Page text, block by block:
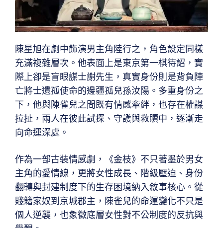
陳星旭在劇中飾演男主角陸行之，角色設定同樣
充滿複雜層次。他表面上是東京第一棋待詔，實
際上卻是盲眼謀士謝先生，真實身份則是背負陣
亡將士遺孤使命的邊疆孤兒孫汝陽。多重身份之
下，他與陳雀兒之間既有情感牽絆，也存在權謀
拉扯，兩人在彼此試探、守護與救贖中，逐漸走
向命運深處。
作為一部古裝情感劇，《金枝》不只著墨於男女
主角的愛情線，更將女性成長、階級壓迫、身份
翻轉與封建制度下的生存困境納入敘事核心。從
賤籍家奴到京城郡主，陳雀兒的命運變化不只是
個人逆襲，也象徵底層女性對不公制度的反抗與